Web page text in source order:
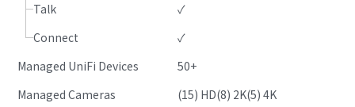
Talk
✓
Connect
✓
Managed UniFi Devices
50+
Managed Cameras
(15) HD(8) 2K(5) 4K